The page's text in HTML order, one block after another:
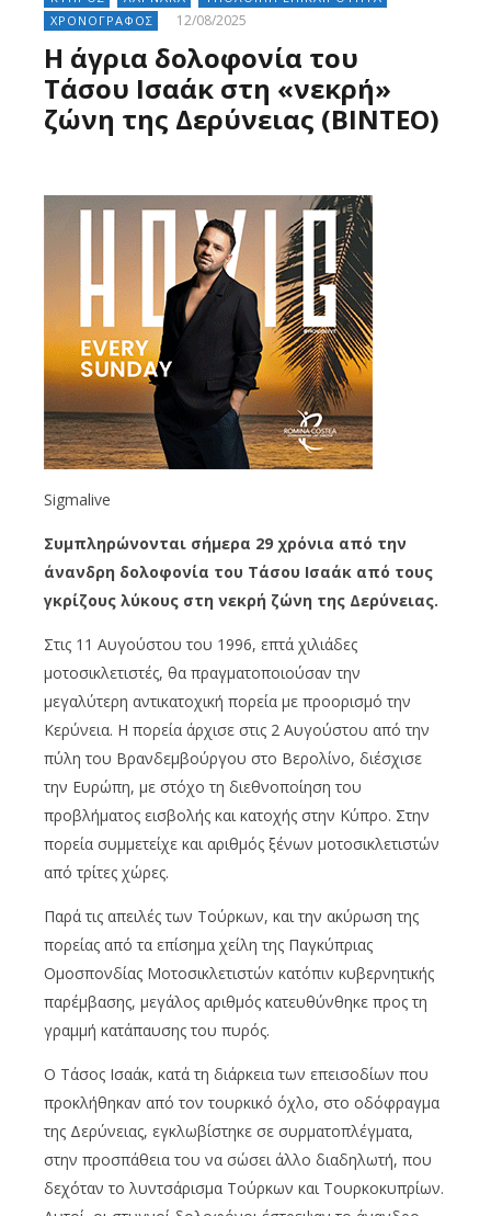
ΧΡΟΝΟΓΡΑΦΟΣ
12/08/2025
Η άγρια δολοφονία του
Τάσου Ισαάκ στη «νεκρή»
ζώνη της Δερύνειας (BINTEO)
Sigmalive
Συμπληρώνονται σήμερα 29 χρόνια από την
άνανδρη δολοφονία του Τάσου Ισαάκ από τους
γκρίζους λύκους στη νεκρή ζώνη της Δερύνειας.
Στις 11 Αυγούστου του 1996, επτά χιλιάδες
μοτοσικλετιστές, θα πραγματοποιούσαν την
μεγαλύτερη αντικατοχική πορεία με προορισμό την
Κερύνεια. Η πορεία άρχισε στις 2 Αυγούστου από την
πύλη του Βρανδεμβούργου στο Βερολίνο, διέσχισε
την Ευρώπη, με στόχο τη διεθνοποίηση του
προβλήματος εισβολής και κατοχής στην Κύπρο. Στην
πορεία συμμετείχε και αριθμός ξένων μοτοσικλετιστών
από τρίτες χώρες.
Παρά τις απειλές των Τούρκων, και την ακύρωση της
πορείας από τα επίσημα χείλη της Παγκύπριας
Ομοσπονδίας Μοτοσικλετιστών κατόπιν κυβερνητικής
παρέμβασης, μεγάλος αριθμός κατευθύνθηκε προς τη
γραμμή κατάπαυσης του πυρός.
Ο Τάσος Ισαάκ, κατά τη διάρκεια των επεισοδίων που
προκλήθηκαν από τον τουρκικό όχλο, στο οδόφραγμα
της Δερύνειας, εγκλωβίστηκε σε συρματοπλέγματα,
στην προσπάθεια του να σώσει άλλο διαδηλωτή, που
δεχόταν το λυντσάρισμα Τούρκων και Τουρκοκυπρίων.